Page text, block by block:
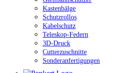
Kastenbälge
Schutzrollos
Kabelschutz
Teleskop-Federn
3D-Druck
Cutterzuschnitte
Sonderanfertigungen